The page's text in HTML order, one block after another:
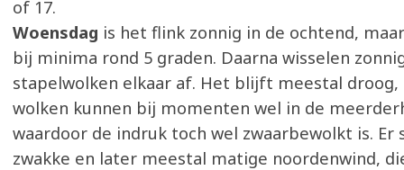
of 17.
Woensdag is het flink zonnig in de ochtend,
bij minima rond 5 graden. Daarna wisselen
stapelwolken elkaar af. Het blijft meestal droog,
wolken kunnen bij momenten wel in de
waardoor de indruk toch wel zwaarbewolkt is. Er
zwakke en later meestal matige noordenwind,